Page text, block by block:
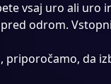
vsaj uro ali uro
odrom.
priporočamo, da